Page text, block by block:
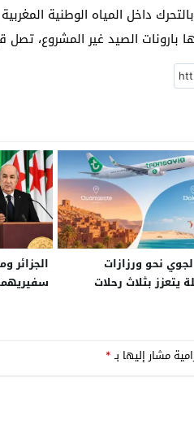
داخل المياه الوطنية
الصيد غير المشروع، تصل قوتها
نحو ورزازات
يتعزز بثلاث رحلات
الجزائر
مشار إليها بـ*